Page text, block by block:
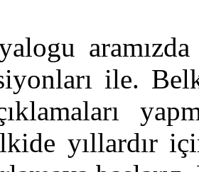
ile.
yıllardır